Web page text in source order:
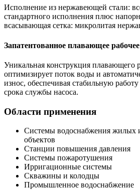
Исполнение из нержавеющей стали:
стандартного исполнения плюс
всасывающая сетка: микролитая
Запатентованное плавающее
Уникальная конструкция плавающего
оптимизирует поток воды и
износ, обеспечивая стабильную
срока службы насоса.
Области применения
Системы водоснабжения
объектов
Станции повышения давления
Системы пожаротушения
Ирригационные системы
Скважины и колодцы
Промышленное водоснабжение